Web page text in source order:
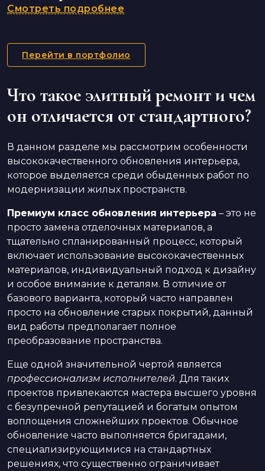
Смотреть подробнее
Перейти в портфолио
Что такое элитный ремонт и чем
он отличается от стандартного?
В данном разделе мы рассмотрим особенности
высококачественного обновления интерьера,
которое выделяется среди обыденных работ по
модернизации жилых пространств.
Премиум класс обновления интерьера – это не
просто замена отделочных материалов, а
тщательно спланированный процесс, который
включает использование высококачественных
материалов, индивидуальный подход к дизайну
и особое внимание к деталям. В отличие от
базового варианта, который часто направлен
просто на обновление старых покрытий, данный
вид работы предполагает полное
преобразование пространства.
Еще одной значительной чертой является
профессионализм исполнителей. Для таких
проектов привлекаются мастера высшего уровня
с безупречной репутацией и богатым опытом
воплощения сложнейших проектов. Обычное
обновление часто выполняется бригадами,
специализирующимися на стандартных
решениях, что существенно ограничивает